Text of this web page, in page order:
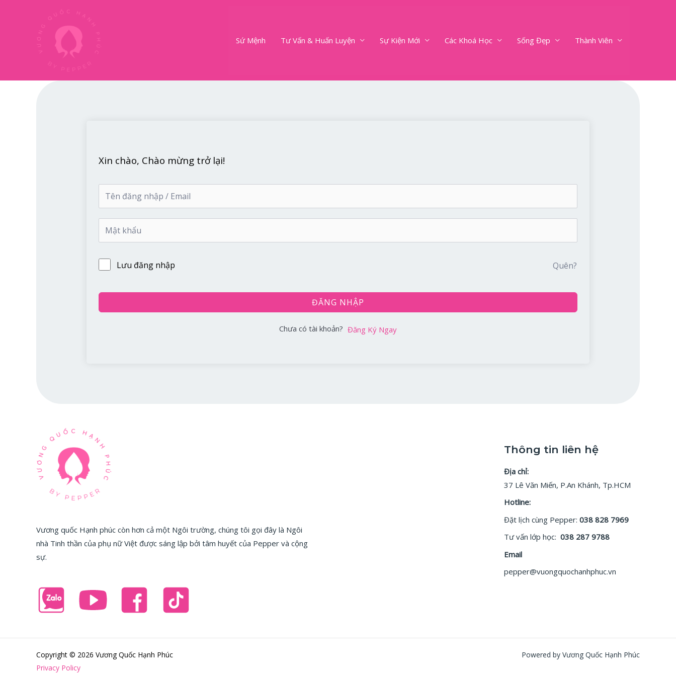
Sứ Mệnh Tư Vấn & Huấn Luyện Sự Kiện Mới Các Khoá Học Sống Đẹp Thành Viên
Xin chào, Chào mừng trở lại!
Lưu đăng nhập Quên?
ĐĂNG NHẬP
Chưa có tài khoản? Đăng Ký Ngay
Vương quốc Hạnh phúc còn hơn cả một Ngôi trường, chúng tôi gọi đây là Ngôi
nhà Tinh thần của phụ nữ Việt được sáng lập bởi tâm huyết của Pepper và cộng
sự.
Thông tin liên hệ
Địa chỉ:
37 Lê Văn Miến, P.An Khánh, Tp.HCM
Hotline:
Đặt lịch cùng Pepper: 038 828 7969
Tư vấn lớp học: 038 287 9788
Email
pepper@vuongquochanhphuc.vn
Copyright © 2026 Vương Quốc Hạnh Phúc
Privacy Policy
Powered by Vương Quốc Hạnh Phúc